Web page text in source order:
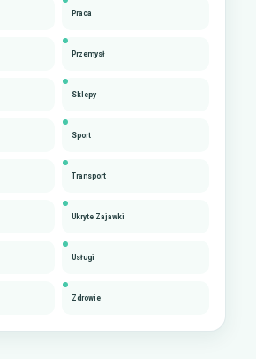
Praca
Przemysł
Sklepy
Sport
Transport
Ukryte Zajawki
Usługi
Zdrowie